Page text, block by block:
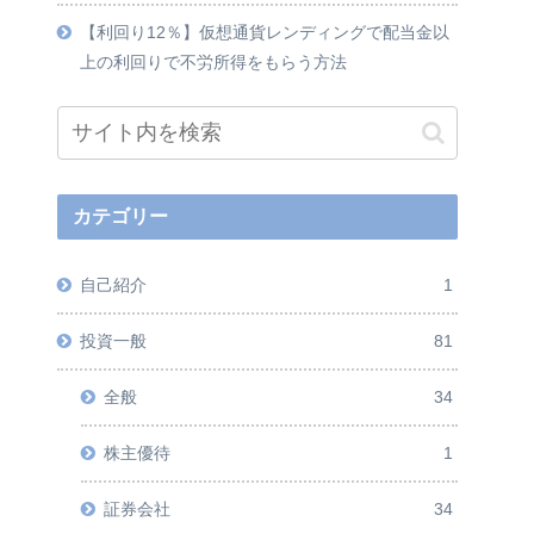
【利回り12％】仮想通貨レンディングで配当金以
上の利回りで不労所得をもらう方法
カテゴリー
自己紹介 1
投資一般 81
全般 34
株主優待 1
証券会社 34